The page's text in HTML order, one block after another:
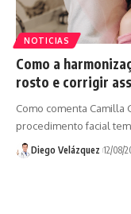
NOTICIAS
Como a
rosto e corrigir
Como comenta Camilla
procedimento facial
Diego Velázquez 12/08/